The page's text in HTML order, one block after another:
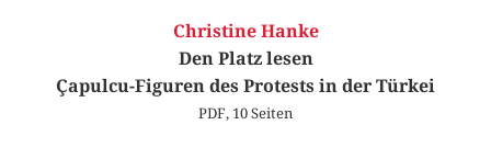
Christine Hanke
Den Platz lesen
Çapulcu-Figuren des Protests in der Türkei
PDF, 10 Seiten